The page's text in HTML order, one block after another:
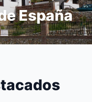
España